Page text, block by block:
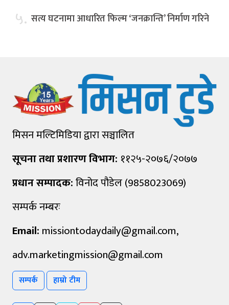
५. सत्य घटनामा आधारित फिल्म ‘जनक्रान्ति’ निर्माण गरिने
मिसन मल्टिमिडिया द्वारा सञ्चालित
सूचना तथा प्रशारण विभाग: ११२५-२०७६/२०७७
प्रधान सम्पादक:विनोद पौडेल (9858023069)
सम्पर्क नम्बरः
Email: missiontodaydaily@gmail.com,
adv.marketingmission@gmail.com
सम्पर्क हाम्रो टीम